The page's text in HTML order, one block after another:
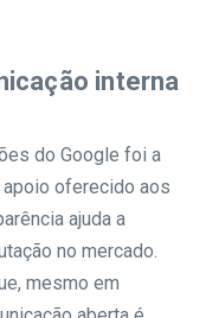
interna
do Google foi a
oferecido aos
ajuda a
no mercado.
mesmo em